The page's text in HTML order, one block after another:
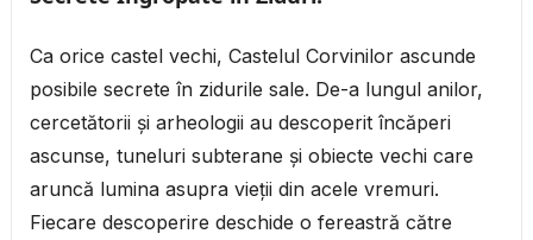
Ca orice castel vechi, Castelul Corvinilor ascunde
posibile secrete în zidurile sale. De-a lungul anilor,
cercetătorii și arheologii au descoperit încăperi
ascunse, tuneluri subterane și obiecte vechi care
aruncă lumina asupra vieții din acele vremuri.
Fiecare descoperire deschide o fereastră către